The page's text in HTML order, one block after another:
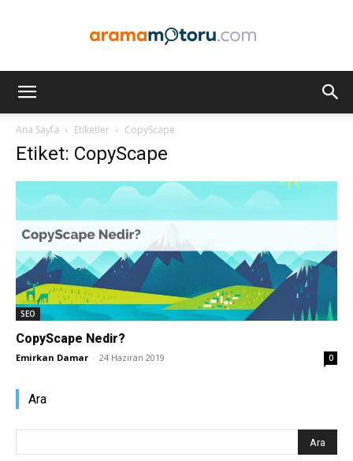
Optimizasyonu
ve
–
Ana Sayfa Etiketler CopyScape
Etiket: CopyScape
SEO
CopyScape Nedir?
Emirkan Damar - 24 Haziran 2019 0
Ara